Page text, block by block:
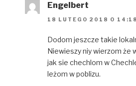
Engelbert
18 LUTEGO 2018 O 14:18
Dodom jeszcze takie
Niewieszy niy wierzom że
jak sie chechlom w
leżom w poblizu.